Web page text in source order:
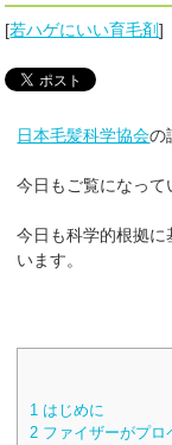
[若ハゲにいい育毛剤]
日本毛髪科学協会の
今日もご覧になって
今日も科学的根拠
います。
1 はじめに
2 ファイザーがプ